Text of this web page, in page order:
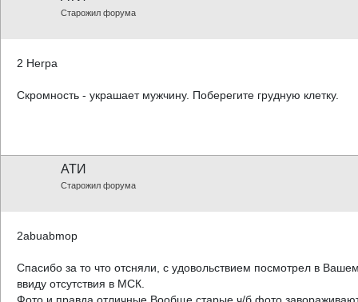
Старожил форума
2 Herpa
Скромность - украшает мужчину. Поберегите грудную клетку.
АТИ
Старожил форума
2abuabmop
Спасибо за то что отсняли, с удовольствием посмотрел в
ввиду отсутствия в МСК.